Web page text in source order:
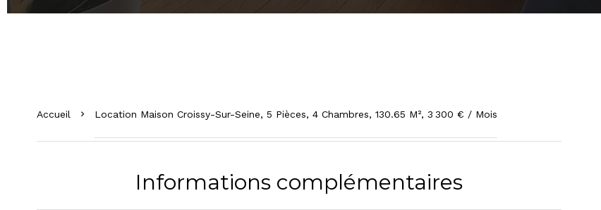
Accueil Location Maison Croissy-Sur-Seine, 5 Pièces, 4 Chambres, 130.65 M², 3 300 € / Mois
Informations complémentaires